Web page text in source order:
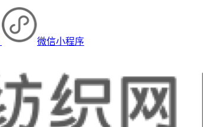
微信小程序